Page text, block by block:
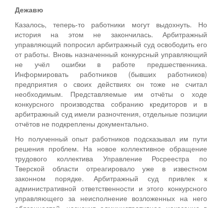
Дежавю
Казалось, теперь-то работники могут выдохнуть. Но
история на этом не закончилась. Арбитражный
управляющий попросил арбитражный суд освободить его
от работы. Вновь назначенный конкурсный управляющий
не учёл ошибки в работе предшественника.
Информировать работников (бывших работников)
предприятия о своих действиях он тоже не считал
необходимым. Представляемые им отчёты о ходе
конкурсного производства собранию кредиторов и в
арбитражный суд имели разночтения, отдельные позиции
отчётов не подкреплены документально.
Но полученный опыт работников подсказывал им пути
решения проблем. На новое коллективное обращение
трудового коллектива Управление Росреестра по
Тверской области отреагировало уже в известном
законном порядке. Арбитражный суд привлек к
административной ответственности и этого конкурсного
управляющего за неисполнение возложенных на него